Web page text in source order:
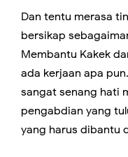
Dan tentu merasa
bersikap
Membantu Kakek
ada kerjaan apa
sangat senang hati
pengabdian yang
yang harus dibantu